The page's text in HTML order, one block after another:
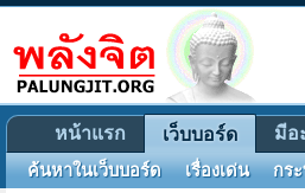
หน้าแรก เว็บบอร์ด
ค้นหาในเว็บบอร์ด เรื่องเด่น กร
มีอ